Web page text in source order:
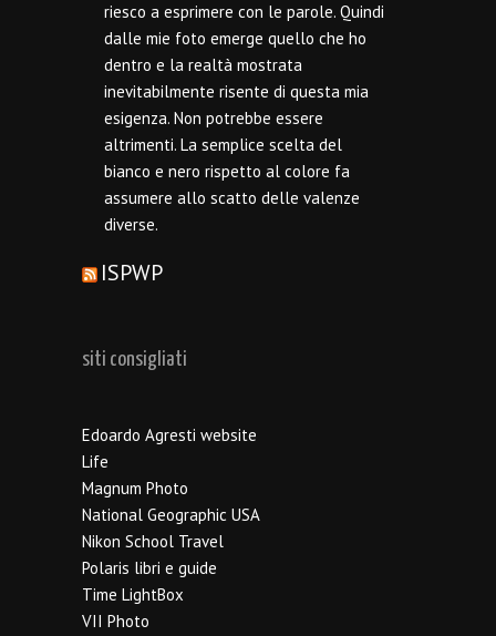
riesco a esprimere con le parole. Quindi
dalle mie foto emerge quello che ho
dentro e la realtà mostrata
inevitabilmente risente di questa mia
esigenza. Non potrebbe essere
altrimenti. La semplice scelta del
bianco e nero rispetto al colore fa
assumere allo scatto delle valenze
diverse.
ISPWP
siti consigliati
Edoardo Agresti website
Life
Magnum Photo
National Geographic USA
Nikon School Travel
Polaris libri e guide
Time LightBox
VII Photo